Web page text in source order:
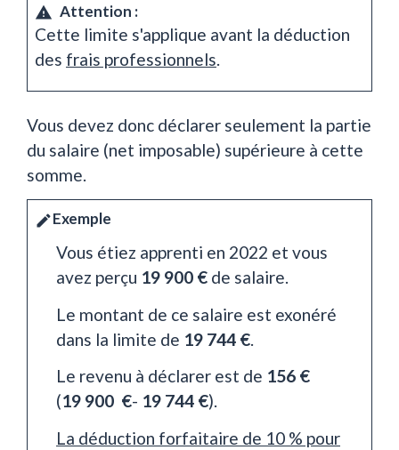
warning Attention :
Cette limite s'applique avant la déduction
des frais professionnels
Vous devez donc déclarer seulement la partie
du salaire (net imposable) supérieure à cette
somme.
editExemple
Vous étiez apprenti en 2022 et vous
avez perçu 19 900 € de salaire.
Le montant de ce salaire est exonéré
dans la limite de 19 744 €.
Le revenu à déclarer est de 156 €
(19 900 €- 19 744 €).
La déduction forfaitaire de 10 % pour